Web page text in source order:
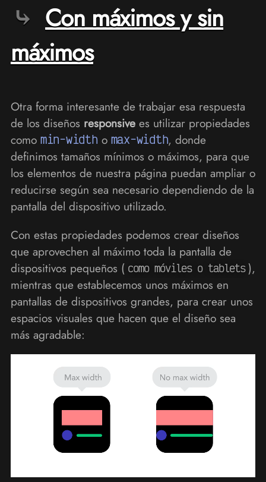
Con máximos y sin
máximos
Otra forma interesante de trabajar esa respuesta
de los diseños responsivees utilizar propiedades
como min-width o max-width, donde
definimos tamaños mínimos o máximos, para que
los elementos de nuestra página puedan ampliar o
reducirse según sea necesario dependiendo de la
pantalla del dispositivo utilizado.
Con estas propiedades podemos crear diseños
que aprovechen al máximo toda la pantalla de
dispositivos pequeños ( como móviles o tablets ),
mientras que establecemos unos máximos en
pantallas de dispositivos grandes, para crear unos
espacios visuales que hacen que el diseño sea
más agradable: